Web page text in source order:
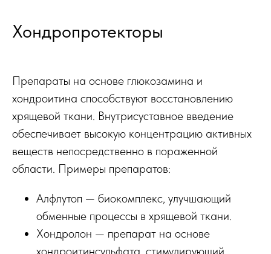
Хондропротекторы
Препараты на основе глюкозамина и
хондроитина способствуют восстановлению
хрящевой ткани. Внутрисуставное введение
обеспечивает высокую концентрацию активных
веществ непосредственно в пораженной
области. Примеры препаратов:
Алфлутоп — биокомплекс, улучшающий
обменные процессы в хрящевой ткани.
Хондролон — препарат на основе
хондроитинсульфата, стимулирующий